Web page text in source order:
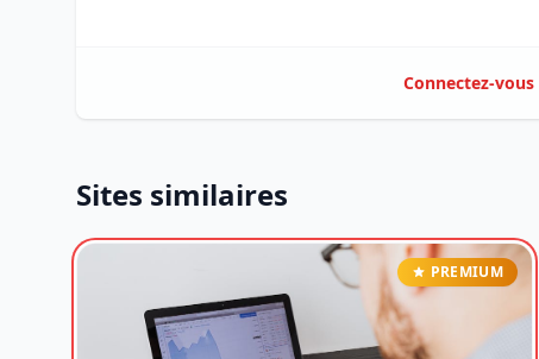
Connectez-vous
Sites similaires
PREMIUM